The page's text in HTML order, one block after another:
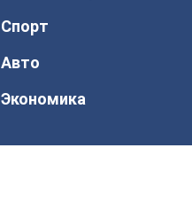
Спорт
Авто
Экономика